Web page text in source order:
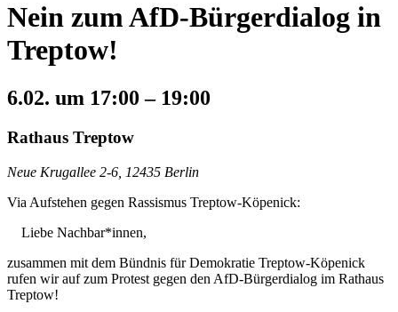
Nein zum AfD-Bürgerdialog in
Treptow!
6.02. um 17:00– 19:00
Rathaus Treptow
Neue Krugallee 2-6, 12435 Berlin
Via Aufstehen gegen Rassismus Treptow-Köpenick:
Liebe Nachbar*innen,
zusammen mit dem Bündnis für Demokratie Treptow-Köpenick
rufen wir auf zum Protest gegen den AfD-Bürgerdialog im Rathaus
Treptow!